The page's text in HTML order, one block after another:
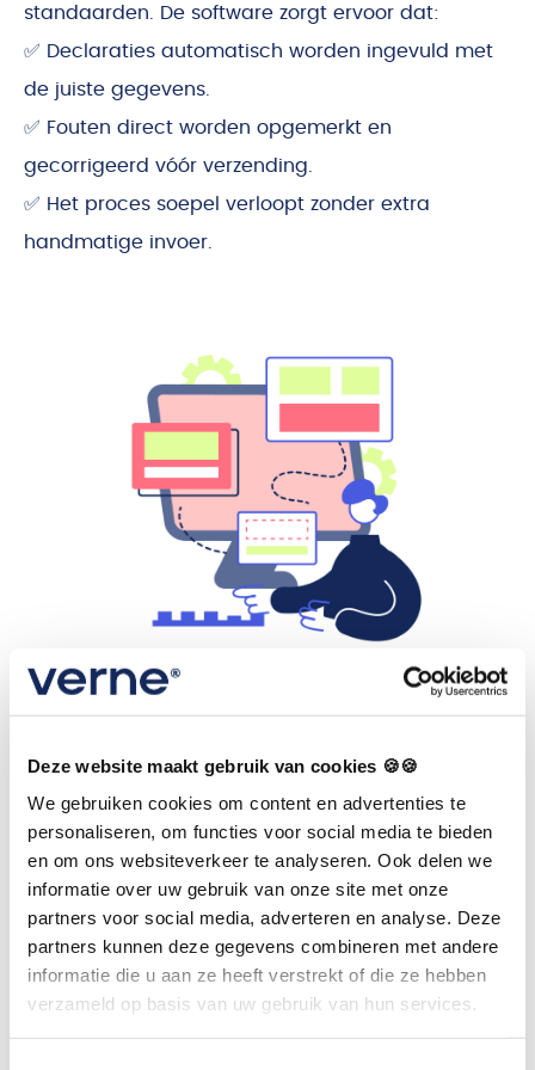
Deze website maakt gebruik van cookies 🍪🍪
We gebruiken cookies om content en advertenties te
personaliseren, om functies voor social media te bieden
en om ons websiteverkeer te analyseren. Ook delen we
informatie over uw gebruik van onze site met onze
partners voor social media, adverteren en analyse. Deze
partners kunnen deze gegevens combineren met andere
informatie die u aan ze heeft verstrekt of die ze hebben
verzameld op basis van uw gebruik van hun services.
standaarden. De software zorgt ervoor dat:
✅ Declaraties automatisch worden ingevuld met
de juiste gegevens.
✅ Fouten direct worden opgemerkt en
gecorrigeerd vóór verzending.
✅ Het proces soepel verloopt zonder extra
handmatige invoer.
Blijf op de hoogte van de
nieuwste ontwikkelingen
Door up-to-date te blijven via
brancheorganisaties zoals hetKNGF en
softwareleveranciers zoalsVerne Health, voorkom
je onverwachte problemen.